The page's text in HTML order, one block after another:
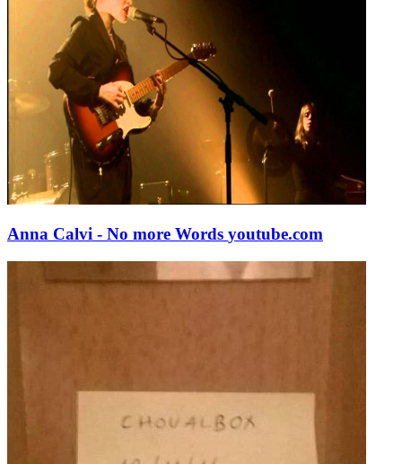
Anna Calvi - No more Words youtube.com